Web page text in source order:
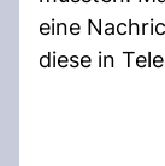
eine
diese in